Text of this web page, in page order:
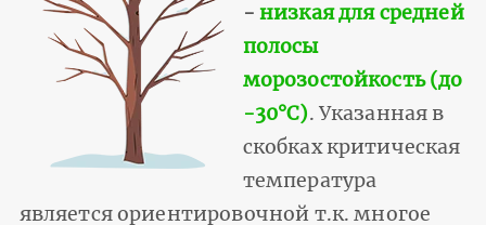
- низкая для средней
полосы
морозостойкость (до
-30°С). Указанная в
скобках критическая
температура
является ориентировочной т.к. многое